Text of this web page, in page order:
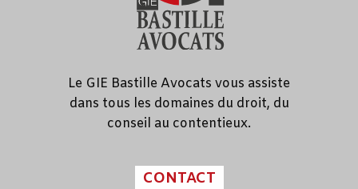
Le GIE Bastille Avocats vous assiste
dans tous les domaines du droit, du
conseil au contentieux.
CONTACT